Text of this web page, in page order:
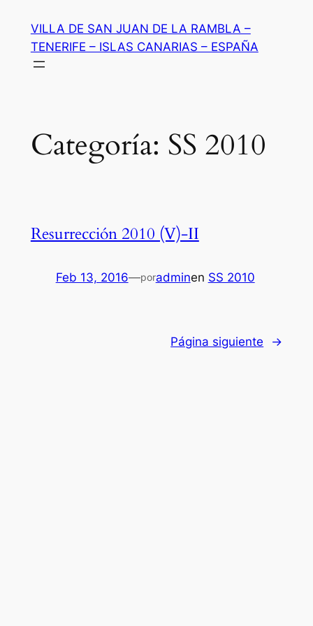
contenido
VILLA DE SAN JUAN DE LA RAMBLA –
TENERIFE – ISLAS CANARIAS – ESPAÑA
Categoría: SS 2010
Resurrección 2010 (V)-II
Feb 13, 2016—poradminen SS 2010
Página siguiente →